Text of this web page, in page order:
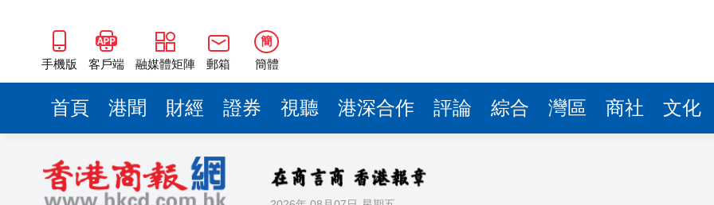
手機版 客戶端 融媒體矩陣 郵箱
簡
簡體
首頁 港聞 財經 證券 視聽 港深合作 評論 綜合 灣區 商社 文化
機器人送餐到登機口 ！在深圳機場也能用美團點外賣了
晉台（廈門）產業合作對接會成功舉辦，共繪融合發展新藍圖
美國一法官暫時阻止特朗普罷免美聯儲理事庫克
陳培光：發燒速度上升較快 半日達38度或患上流感
本地長衫品牌聯乘藝術家 CENTRESTAGE壓軸展共融美學